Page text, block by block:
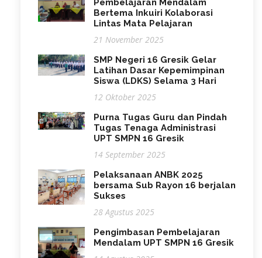
Pembelajaran Mendalam
Bertema Inkuiri Kolaborasi
Lintas Mata Pelajaran
21 November 2025
SMP Negeri 16 Gresik Gelar
Latihan Dasar Kepemimpinan
Siswa (LDKS) Selama 3 Hari
12 Oktober 2025
Purna Tugas Guru dan Pindah
Tugas Tenaga Administrasi
UPT SMPN 16 Gresik
14 September 2025
Pelaksanaan ANBK 2025
bersama Sub Rayon 16 berjalan
Sukses
28 Agustus 2025
Pengimbasan Pembelajaran
Mendalam UPT SMPN 16 Gresik